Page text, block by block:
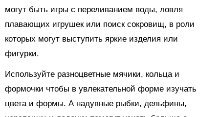
могут быть игры с переливанием воды, ловля
плавающих игрушек или поиск сокровищ, в роли
которых могут выступить яркие изделия или
фигурки.
Используйте разноцветные мячики, кольца и
формочки чтобы в увлекательной форме изучать
цвета и формы. А надувные рыбки, дельфины,